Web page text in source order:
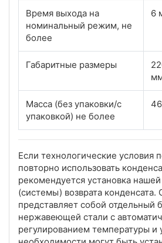
Время выхода на
номинальный режим, не
более
6
Габаритные размеры
Масса (без упаковки/с
упаковкой) не более
Если технологические условия
повторно использовать
рекомендуется установка
(системы) возврата конденсата.
представляет собой отдельный
нержавеющей стали с
регулированием температуры и